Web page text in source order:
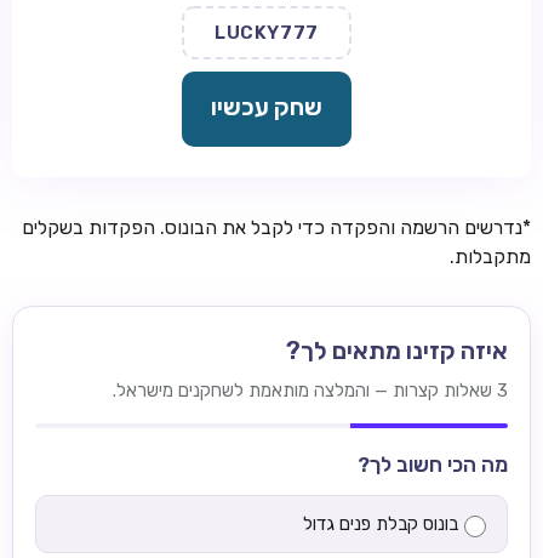
LUCKY777
שחק עכשיו
*נדרשים הרשמה והפקדה כדי לקבל את הבונוס. הפקדות בשקלים
מתקבלות.
איזה קזינו מתאים לך?
3 שאלות קצרות — והמלצה מותאמת לשחקנים מישראל.
מה הכי חשוב לך?
בונוס קבלת פנים גדול